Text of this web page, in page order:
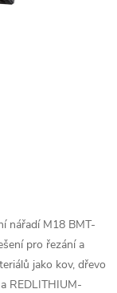
nářadí M18 BMT-
pro řezání a
jako kov, dřevo
REDLITHIUM-